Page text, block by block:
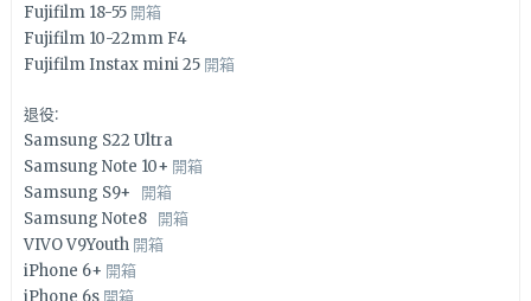
Fujifilm 18-55 開箱
Fujifilm 10-22mm F4
Fujifilm Instax mini 25 開箱
退役:
Samsung S22 Ultra
Samsung Note 10+ 開箱
Samsung S9+ 開箱
Samsung Note8 開箱
VIVO V9Youth 開箱
iPhone 6+ 開箱